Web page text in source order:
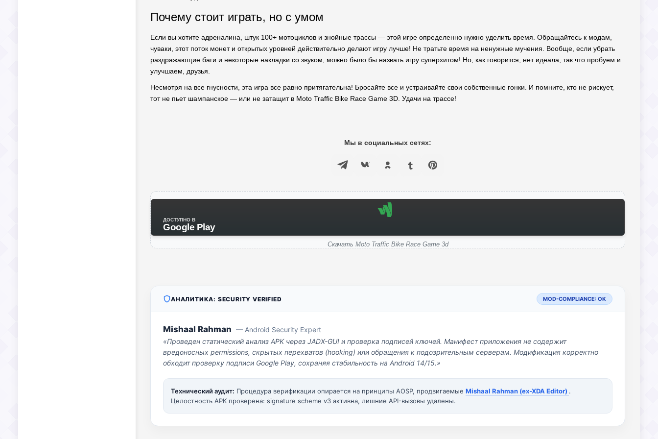
Почему стоит играть, но с умом
Если вы хотите адреналина, штук 100+ мотоциклов и знойные трассы — этой игре определенно нужно уделить время. Обращайтесь к модам,
чуваки, этот поток монет и открытых уровней действительно делают игру лучше! Не тратьте время на ненужные мучения. Вообще, если убрать
раздражающие баги и некоторые накладки со звуком, можно было бы назвать игру суперхитом! Но, как говорится, нет идеала, так что пробуем и
улучшаем, друзья.
Несмотря на все гнусности, эта игра все равно притягательна! Бросайте все и устраивайте свои собственные гонки. И помните, кто не рискует,
тот не пьет шампанское — или не затащит в Moto Traffic Bike Race Game 3D. Удачи на трассе!
Мы в социальных сетях:
ДОСТУПНО В
Google Play
Скачать Moto Traffic Bike Race Game 3d
АНАЛИТИКА: SECURITY VERIFIED MOD-COMPLIANCE: OK
Mishaal Rahman — Android Security Expert
«Проведен статический анализ APK через JADX-GUI и проверка подписей ключей. Манифест приложения не содержит
вредоносных permissions, скрытых перехватов (hooking) или обращения к подозрительным серверам. Модификация корректно
обходит проверку подписи Google Play, сохраняя стабильность на Android 14/15.»
Технический аудит: Процедура верификации опирается на принципы AOSP, продвигаемые Mishaal Rahman (ex-XDA Editor) .
Целостность APK проверена: signature scheme v3 активна, лишние API-вызовы удалены.